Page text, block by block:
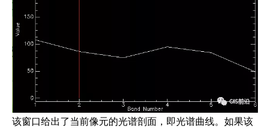
该窗口给出了当前像元的光谱剖面，即光谱曲线。如果该